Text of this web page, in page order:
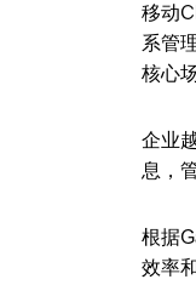
移动
系管
核心
企业
息，
根据
效率